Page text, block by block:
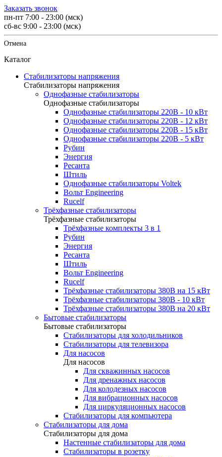
Заказать звонок
пн-пт 7:00 - 23:00 (мск)
сб-вс 9:00 - 23:00 (мск)
Отмена
Каталог
Стабилизаторы напряжения
Стабилизаторы напряжения
Однофазные стабилизаторы
Однофазные стабилизаторы
Однофазные стабилизаторы 220В - 10 кВт
Однофазные стабилизаторы 220В - 12 кВт
Однофазные стабилизаторы 220В - 15 кВт
Однофазные стабилизаторы 220В - 5 кВт
Рубин
Энергия
Ресанта
Штиль
Однофазные стабилизаторы Voltek
Вольт Engineering
Rucelf
Трёхфазные стабилизаторы
Трёхфазные стабилизаторы
Трёхфазные комплекты 3 в 1
Рубин
Энергия
Ресанта
Штиль
Вольт Engineering
Rucelf
Трёхфазные стабилизаторы 380В на 15 кВт
Трёхфазные стабилизаторы 380В - 10 кВт
Трёхфазные стабилизаторы 380В на 20 кВт
Бытовые стабилизаторы
Бытовые стабилизаторы
Стабилизаторы для холодильников
Стабилизаторы для телевизора
Для насосов
Для насосов
Для скважинных насосов
Для дренажных насосов
Для колодезных насосов
Для вибрационных насосов
Для циркуляционных насосов
Стабилизаторы для компьютера
Стабилизаторы для дома
Стабилизаторы для дома
Настенные стабилизаторы для дома
Стабилизаторы в розетку